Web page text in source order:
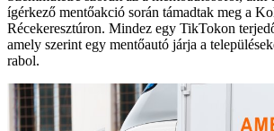
ígérkező mentőakció során támadtak meg a
Récekeresztúron. Mindez egy TikTokon
amely szerint egy mentőautó járja a
rabol.